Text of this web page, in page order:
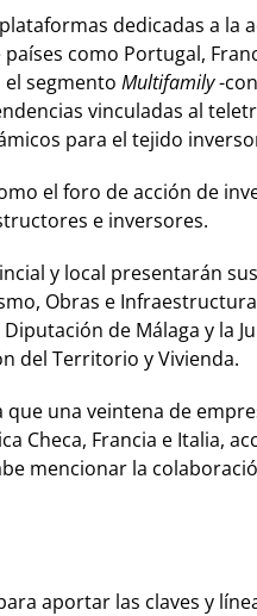
dedicadas a la
como Portugal,
el segmento Multifamily-
vinculadas al
para el tejido
el foro de acción de
e inversores.
y local presentarán
Obras e
de Málaga y la
del Territorio y Vivienda.
una veintena de
Checa, Francia e Italia,
mencionar la
aportar las claves y